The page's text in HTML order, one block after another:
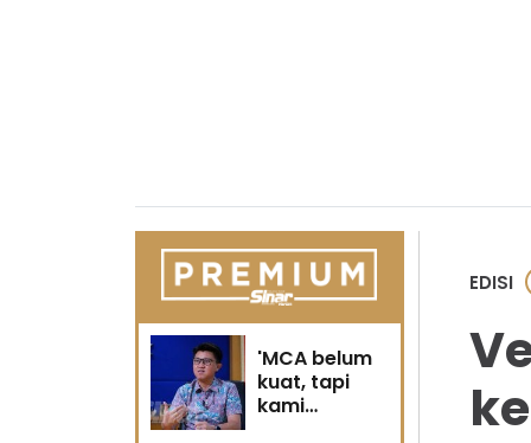
'MCA belum
kuat, tapi
kami
EDISI